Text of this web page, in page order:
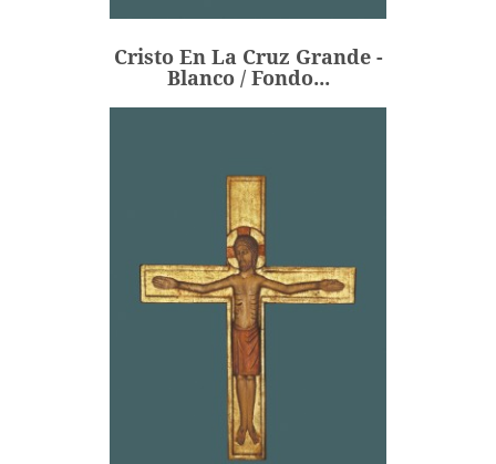
Cristo En La Cruz Grande -
Blanco / Fondo...
Precio
243,00 €
AÑADIR